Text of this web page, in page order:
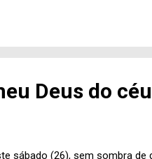
e deputado estadual Túlio
em novelas da Globo, tais
a minissérie Brado
de novembro, acompanhado
Deus do
sábado (26), sem sombra de